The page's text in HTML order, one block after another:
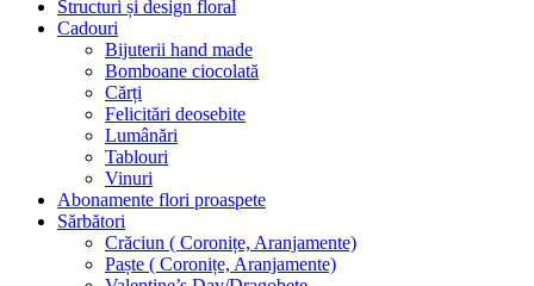
Structuri și design floral
Cadouri
Bijuterii hand made
Bomboane ciocolată
Cărți
Felicitări deosebite
Lumânări
Tablouri
Vinuri
Abonamente flori proaspete
Sărbători
Crăciun ( Coronițe, Aranjamente)
Paște ( Coronițe, Aranjamente)